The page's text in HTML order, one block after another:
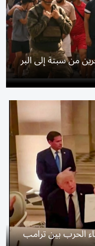
من سبتة إلى البر
الحرب بين ترامب